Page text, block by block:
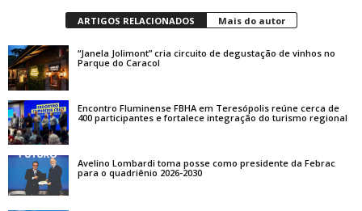
ARTIGOS RELACIONADOS Mais do autor
“Janela Jolimont” cria circuito de degustação de vinhos no
Parque do Caracol
Encontro Fluminense FBHA em Teresópolis reúne cerca de
400 participantes e fortalece integração do turismo regional
Avelino Lombardi toma posse como presidente da Febrac
para o quadriênio 2026-2030